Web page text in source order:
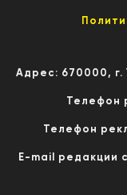
Адрес: 670000,
Телефон
Телефон
E-mail редакции